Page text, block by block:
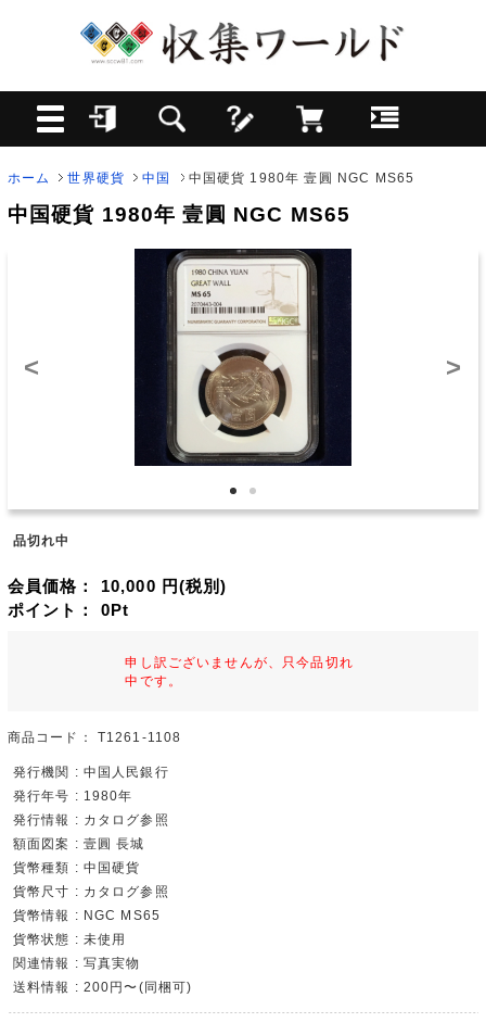
ホーム 世界硬貨 中国 中国硬貨 1980年 壹圓 NGC MS65
中国硬貨 1980年 壹圓 NGC MS65
< >
品切れ中
会員価格： 10,000 円(税別)
ポイント： 0Pt
申し訳ございませんが、只今品切れ
中です。
商品コード： T1261-1108
発行機関 : 中国人民銀行
発行年号 : 1980年
発行情報 : カタログ参照
額面図案 : 壹圓 長城
貨幣種類 : 中国硬貨
貨幣尺寸 : カタログ参照
貨幣情報 : NGC MS65
貨幣状態 : 未使用
関連情報 : 写真実物
送料情報 : 200円〜(同梱可)